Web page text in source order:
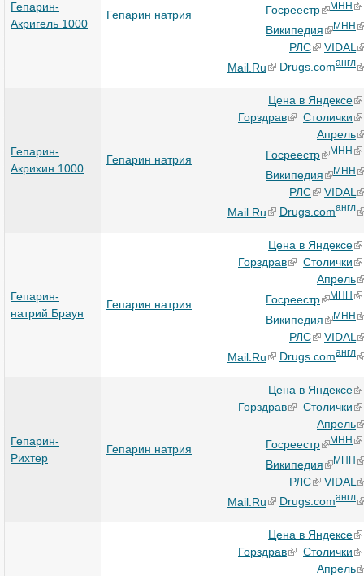
Гепарин-
Акригель 1000
Гепарин натрия
Госреестр
МНН
Википедия МНН
РЛС
VIDAL
Mail.Ru
Drugs.comангл
Гепарин-
Акрихин 1000
Гепарин натрия
Цена в Яндексе
Горздрав
Столички
Апрель
Госреестр
МНН
Википедия МНН
РЛС
VIDAL
Mail.Ru
Drugs.comангл
Гепарин-
натрий Браун
Гепарин натрия
Цена в Яндексе
Горздрав
Столички
Апрель
Госреестр
МНН
Википедия МНН
РЛС
VIDAL
Mail.Ru
Drugs.comангл
Гепарин-
Рихтер
Гепарин натрия
Цена в Яндексе
Горздрав
Столички
Апрель
Госреестр
МНН
Википедия МНН
РЛС
VIDAL
Mail.Ru
Drugs.comангл
Цена в Яндексе
Горздрав
Столички
Апрель